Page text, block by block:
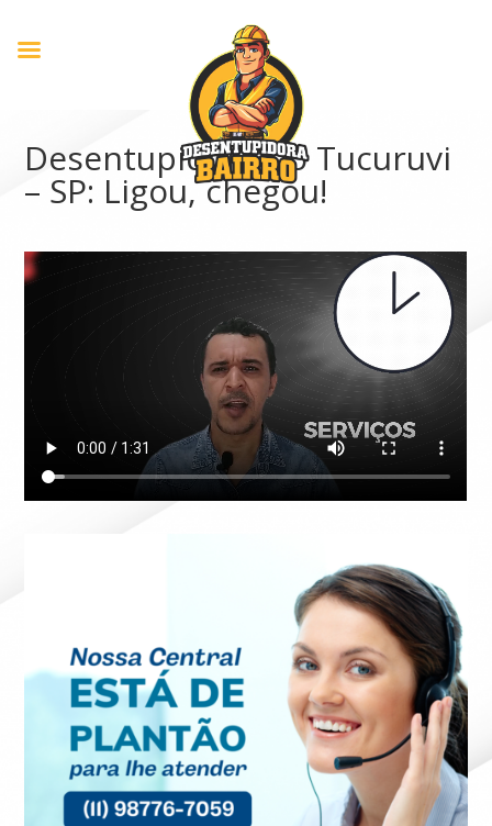
Desentupidora no Tucuruvi
– SP: Ligou, chegou!